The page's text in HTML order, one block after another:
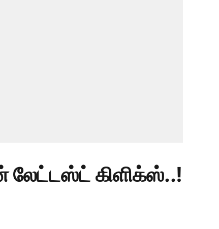
லேட்டஸ்ட் கிளிக்ஸ்..!